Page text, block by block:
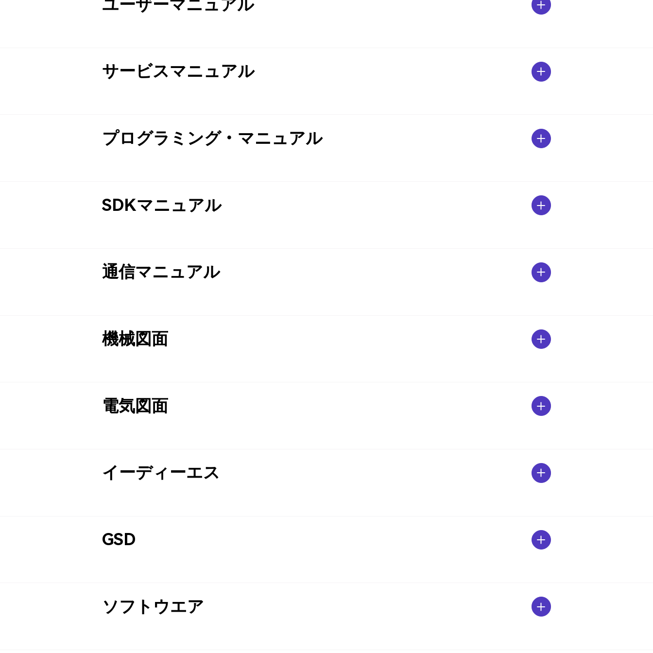
ユーザーマニュアル
サービスマニュアル
プログラミング・マニュアル
SDKマニュアル
通信マニュアル
機械図面
電気図面
イーディーエス
GSD
ソフトウエア